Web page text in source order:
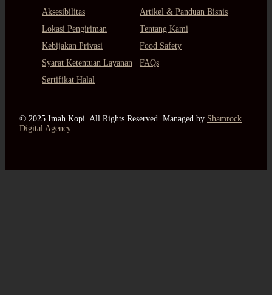
Aksesibilitas
Artikel & Panduan Bisnis
Lokasi Pengiriman
Tentang Kami
Kebijakan Privasi
Food Safety
Syarat Ketentuan Layanan
FAQs
Sertifikat Halal
© 2025 Imah Kopi. All Rights Reserved. Managed by Shamrock
Digital Agency